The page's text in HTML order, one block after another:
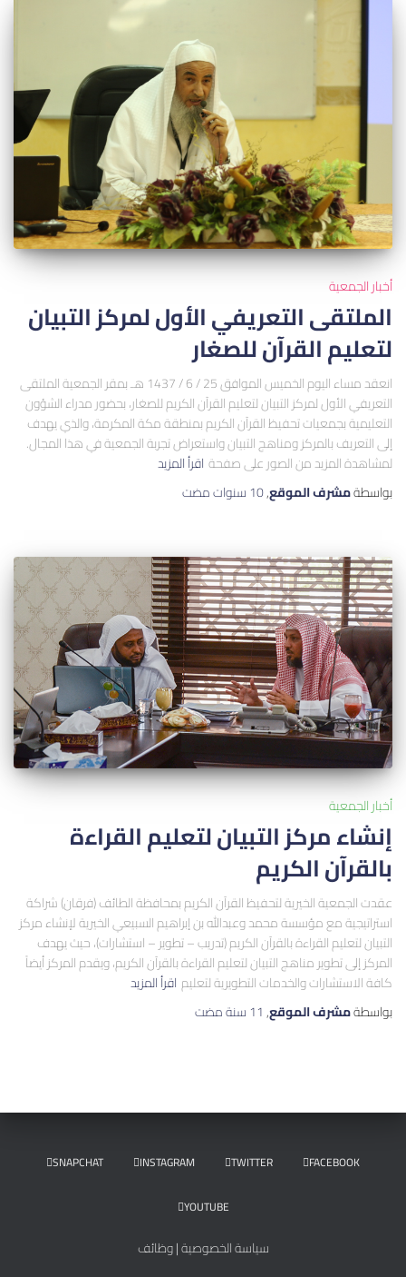
أخبار الجمعية
الملتقى التعريفي الأول لمركز التبيان
لتعليم القرآن للصغار
انعقد مساء اليوم الخميس الموافق 25 / 6 / 1437 هـ بمقر الجمعية الملتقى
التعريفي الأول لمركز التبيان لتعليم القرآن الكريم للصغار، بحضور مدراء الشؤون
التعليمية بجمعيات تحفيظ القرآن الكريم بمنطقة مكة المكرمة، والذي يهدف
إلى التعريف بالمركز ومناهج التبيان واستعراض تجربة الجمعية في هذا المجال.
لمشاهدة المزيد من الصور على صفحة اقرأ المزيد
بواسطةمشرف الموقع,10 سنوات مضت
أخبار الجمعية
إنشاء مركز التبيان لتعليم القراءة
بالقرآن الكريم
عقدت الجمعية الخيرية لتحفيظ القرآن الكريم بمحافظة الطائف (فرقان) شراكة
استراتيجية مع مؤسسة محمد وعبدالله بن إبراهيم السبيعي الخيرية لإنشاء مركز
التبيان لتعليم القراءة بالقرآن الكريم (تدريب – تطوير – استشارات)، حيث يهدف
المركز إلى تطوير مناهج التبيان لتعليم القراءة بالقرآن الكريم، ويقدم المركز أيضاً
كافة الاستشارات والخدمات التطويرية لتعليم اقرأ المزيد
بواسطةمشرف الموقع,11 سنة مضت
FACEBOOK
TWITTER
INSTAGRAM
SNAPCHAT
YOUTUBE
سياسة الخصوصية|وظائف